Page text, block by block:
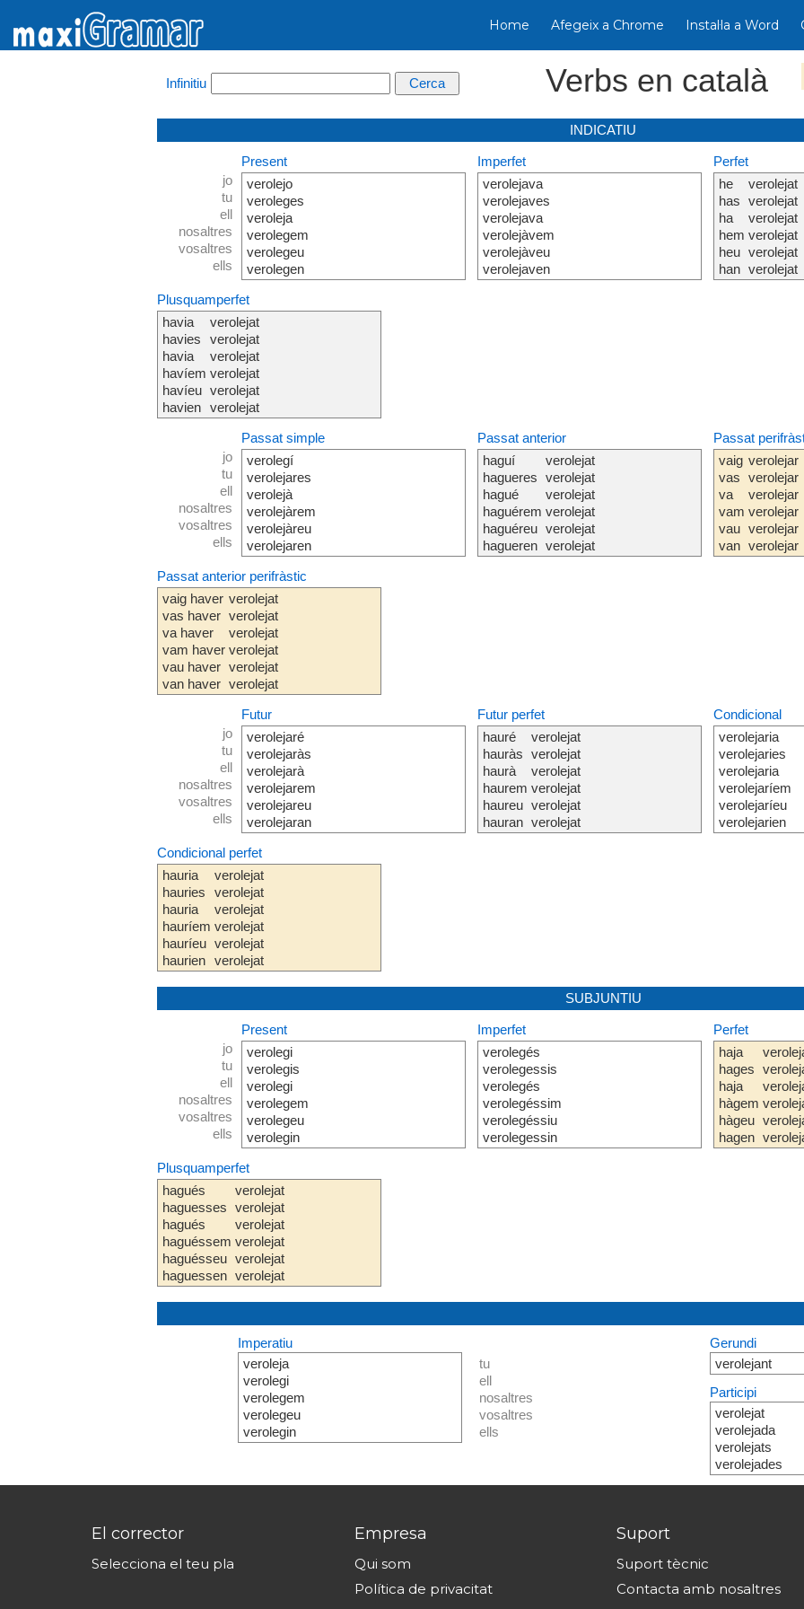
Home Afegeix a Chrome Instal·la a Word
Infinitiu Verbs en català
INDICATIU
jo
tu
ell
nosaltres
vosaltres
ells
Present
verolejo
veroleges
veroleja
verolegem
verolegeu
verolegen
Imperfet
verolejava
verolejaves
verolejava
verolejàvem
verolejàveu
verolejaven
Perfet
he
has
ha
hem
heu
han
verolejat
verolejat
verolejat
verolejat
verolejat
verolejat
Plusquamperfet
havia
havies
havia
havíem
havíeu
havien
verolejat
verolejat
verolejat
verolejat
verolejat
verolejat
jo
tu
ell
nosaltres
vosaltres
ells
Passat simple
verolegí
verolejares
verolejà
verolejàrem
verolejàreu
verolejaren
Passat anterior
haguí
hagueres
hagué
haguérem
haguéreu
hagueren
verolejat
verolejat
verolejat
verolejat
verolejat
verolejat
Passat
vaig
vas
va
vam
vau
van
verolejar
verolejar
verolejar
verolejar
verolejar
verolejar
Passat anterior perifràstic
vaig haver
vas haver
va haver
vam haver
vau haver
van haver
verolejat
verolejat
verolejat
verolejat
verolejat
verolejat
jo
tu
ell
nosaltres
vosaltres
ells
Futur
verolejaré
verolejaràs
verolejarà
verolejarem
verolejareu
verolejaran
Futur perfet
hauré
hauràs
haurà
haurem
haureu
hauran
verolejat
verolejat
verolejat
verolejat
verolejat
verolejat
Condicional
verolejaria
verolejaries
verolejaria
verolejaríem
verolejaríeu
verolejarien
Condicional perfet
hauria
hauries
hauria
hauríem
hauríeu
haurien
verolejat
verolejat
verolejat
verolejat
verolejat
verolejat
SUBJUNTIU
jo
tu
ell
nosaltres
vosaltres
ells
Present
verolegi
verolegis
verolegi
verolegem
verolegeu
verolegin
Imperfet
verolegés
verolegessis
verolegés
verolegéssim
verolegéssiu
verolegessin
Perfet
haja
hages
haja
hàgem
hàgeu
hagen
Plusquamperfet
hagués
haguesses
hagués
haguéssem
haguésseu
haguessen
verolejat
verolejat
verolejat
verolejat
verolejat
verolejat
Imperatiu
veroleja
verolegi
verolegem
verolegeu
verolegin
tu
ell
nosaltres
vosaltres
ells
Gerundi
verolejant
Participi
verolejat
verolejada
verolejats
verolejades
El corrector
Selecciona el teu pla
Empresa
Qui som
Política de privacitat
Suport
Suport tècnic
Contacta amb nosaltres